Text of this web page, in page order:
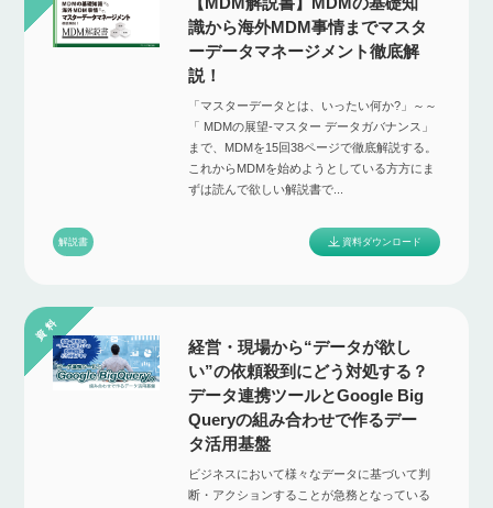
識から海外MDM事情までマスタ
ーデータマネージメント徹底解
説！
「マスターデータとは、いったい何か?」～～
「 MDMの展望-マスター データガバナンス」
まで、MDMを15回38ページで徹底解説する。
これからMDMを始めようとしている⽅方にま
ずは読んで欲しい解説書で...
解説書 資料ダウンロード
経営・現場から“データが欲し
い”の依頼殺到にどう対処する？
データ連携ツールとGoogle Big
Queryの組み合わせで作るデー
タ活用基盤
ビジネスにおいて様々なデータに基づいて判
断・アクションすることが急務となっている